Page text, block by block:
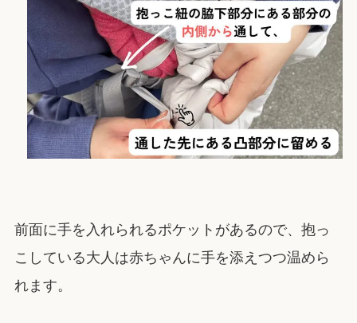
前面に手を入れられるポケットがあるので、抱っ
こしている大人は赤ちゃんに手を添えつつ温めら
れます。